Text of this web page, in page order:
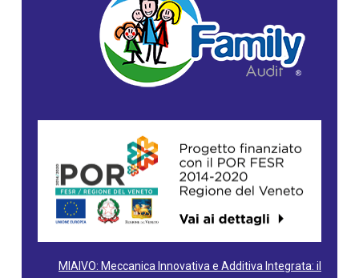
MIAIVO: Meccanica Innovativa e Additiva Integrata: il